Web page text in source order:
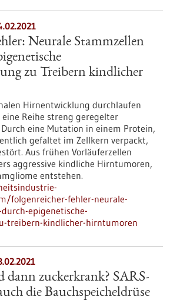
Neurale Stammzellen
zu Treibern kindlicher
Hirnentwicklung durchlaufen
Reihe streng geregelter
eine Mutation in einem Protein,
gefaltet im Zellkern verpackt,
Aus frühen Vorläuferzellen
aggressive kindliche Hirntumoren,
entstehen.
folgenreicher-fehler-neurale-
epigenetische-
treibern-kindlicher-hirntumoren
dann zuckerkrank? SARS-
die Bauchspeicheldrüse